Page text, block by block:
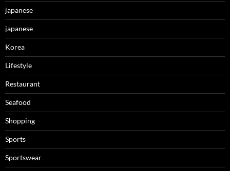
japanese
japanese
Korea
Lifestyle
Restaurant
Seafood
Shopping
Sports
Sportswear